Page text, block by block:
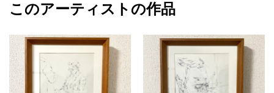
カラー
ホワイト
ジャンル
人物画
配送目安
二週間以内
名倉聡美
このアーティストの作品